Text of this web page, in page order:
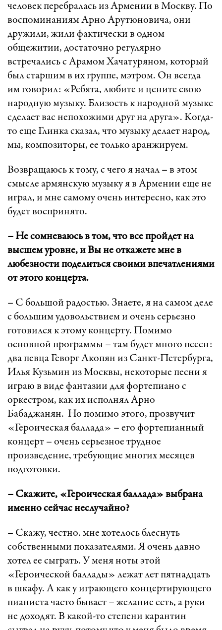
человек перебралась из Армении в Москву. По
воспоминаниям Арно Арутюновича, они
дружили, жили фактически в одном
общежитии, достаточно регулярно
встречались с Арамом Хачатуряном, который
был старшим в их группе, мэтром. Он всегда
им говорил: «Ребята, любите и цените свою
народную музыку. Близость к народной музыке
сделает вас непохожими друг на друга». Когда-
то еще Глинка сказал, что музыку делает народ,
мы, композиторы, ее только аранжируем.
Возвращаюсь к тому, с чего я начал – в этом
смысле армянскую музыку я в Армении еще не
играл, и мне самому очень интересно, как это
будет воспринято.
– Не сомневаюсь в том, что все пройдет на
высшем уровне, и Вы не откажете мне в
любезности поделиться своими впечатлениями
от этого концерта.
– С большой радостью. Знаете, я на самом деле
с большим удовольствием и очень серьезно
готовился к этому концерту. Помимо
основной программы – там будет много песен:
два певца Геворг Акопян из Санкт-Петербурга,
Илья Кузьмин из Москвы, некоторые песни я
играю в виде фантазии для фортепиано с
оркестром, как их исполнял Арно
Бабаджанян. Но помимо этого, прозвучит
«Героическая баллада» – его фортепианный
концерт – очень серьезное трудное
произведение, требующие многих месяцев
подготовки.
– Скажите, «Героическая баллада» выбрана
именно сейчас неслучайно?
– Скажу, честно. мне хотелось блеснуть
собственными показателями. Я очень давно
хотел ее сыграть. У меня ноты этой
«Героической баллады» лежат лет пятнадцать
в шкафу. А как у играющего концертирующего
пианиста часто бывает – желание есть, а руки
не доходят. В какой-то степени карантин